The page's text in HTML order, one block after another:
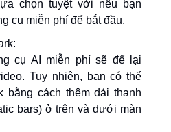
chọn tuyệt vời nếu bạn
cụ miễn phí để bắt đầu.
cụ AI miễn phí sẽ để lại
Tuy nhiên, bạn có thể
bằng cách thêm dải thanh
bars) ở trên và dưới màn